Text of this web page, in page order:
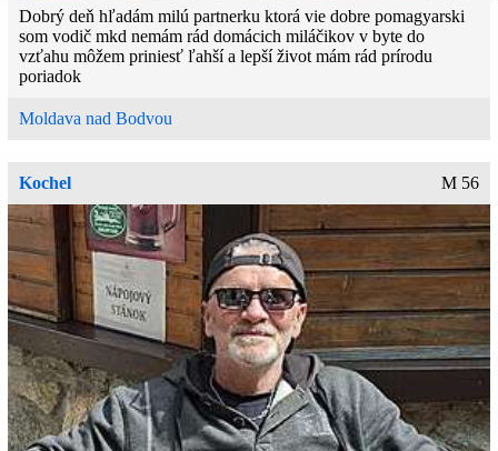
Dobrý deň hľadám milú partnerku ktorá vie dobre pomagyarski
som vodič mkd nemám rád domácich miláčikov v byte do
vzťahu môžem priniesť ľahší a lepší život mám rád prírodu
poriadok
Moldava nad Bodvou
Kochel M 56